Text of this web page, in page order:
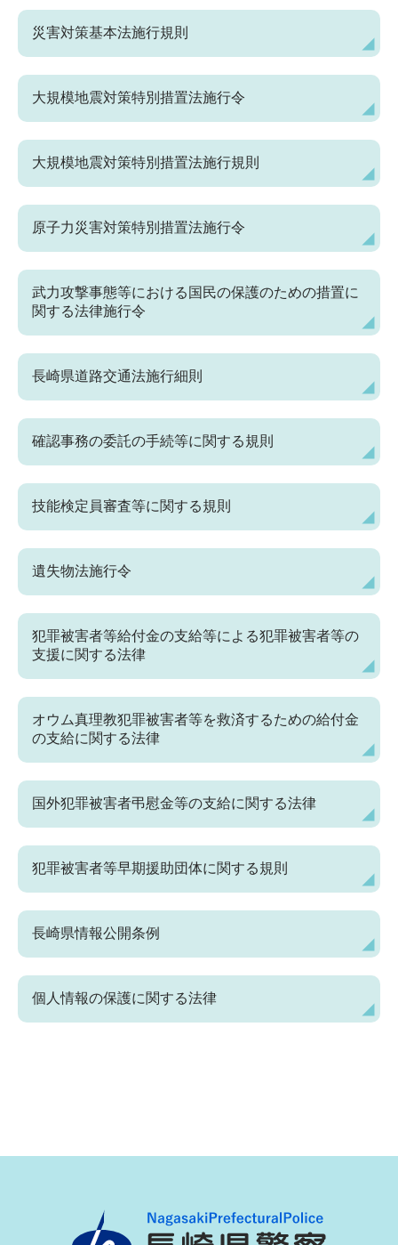
災害対策基本法施行規則
大規模地震対策特別措置法施行令
大規模地震対策特別措置法施行規則
原子力災害対策特別措置法施行令
武力攻撃事態等における国民の保護のための措置に
関する法律施行令
長崎県道路交通法施行細則
確認事務の委託の手続等に関する規則
技能検定員審査等に関する規則
遺失物法施行令
犯罪被害者等給付金の支給等による犯罪被害者等の
支援に関する法律
オウム真理教犯罪被害者等を救済するための給付金
の支給に関する法律
国外犯罪被害者弔慰金等の支給に関する法律
犯罪被害者等早期援助団体に関する規則
長崎県情報公開条例
個人情報の保護に関する法律